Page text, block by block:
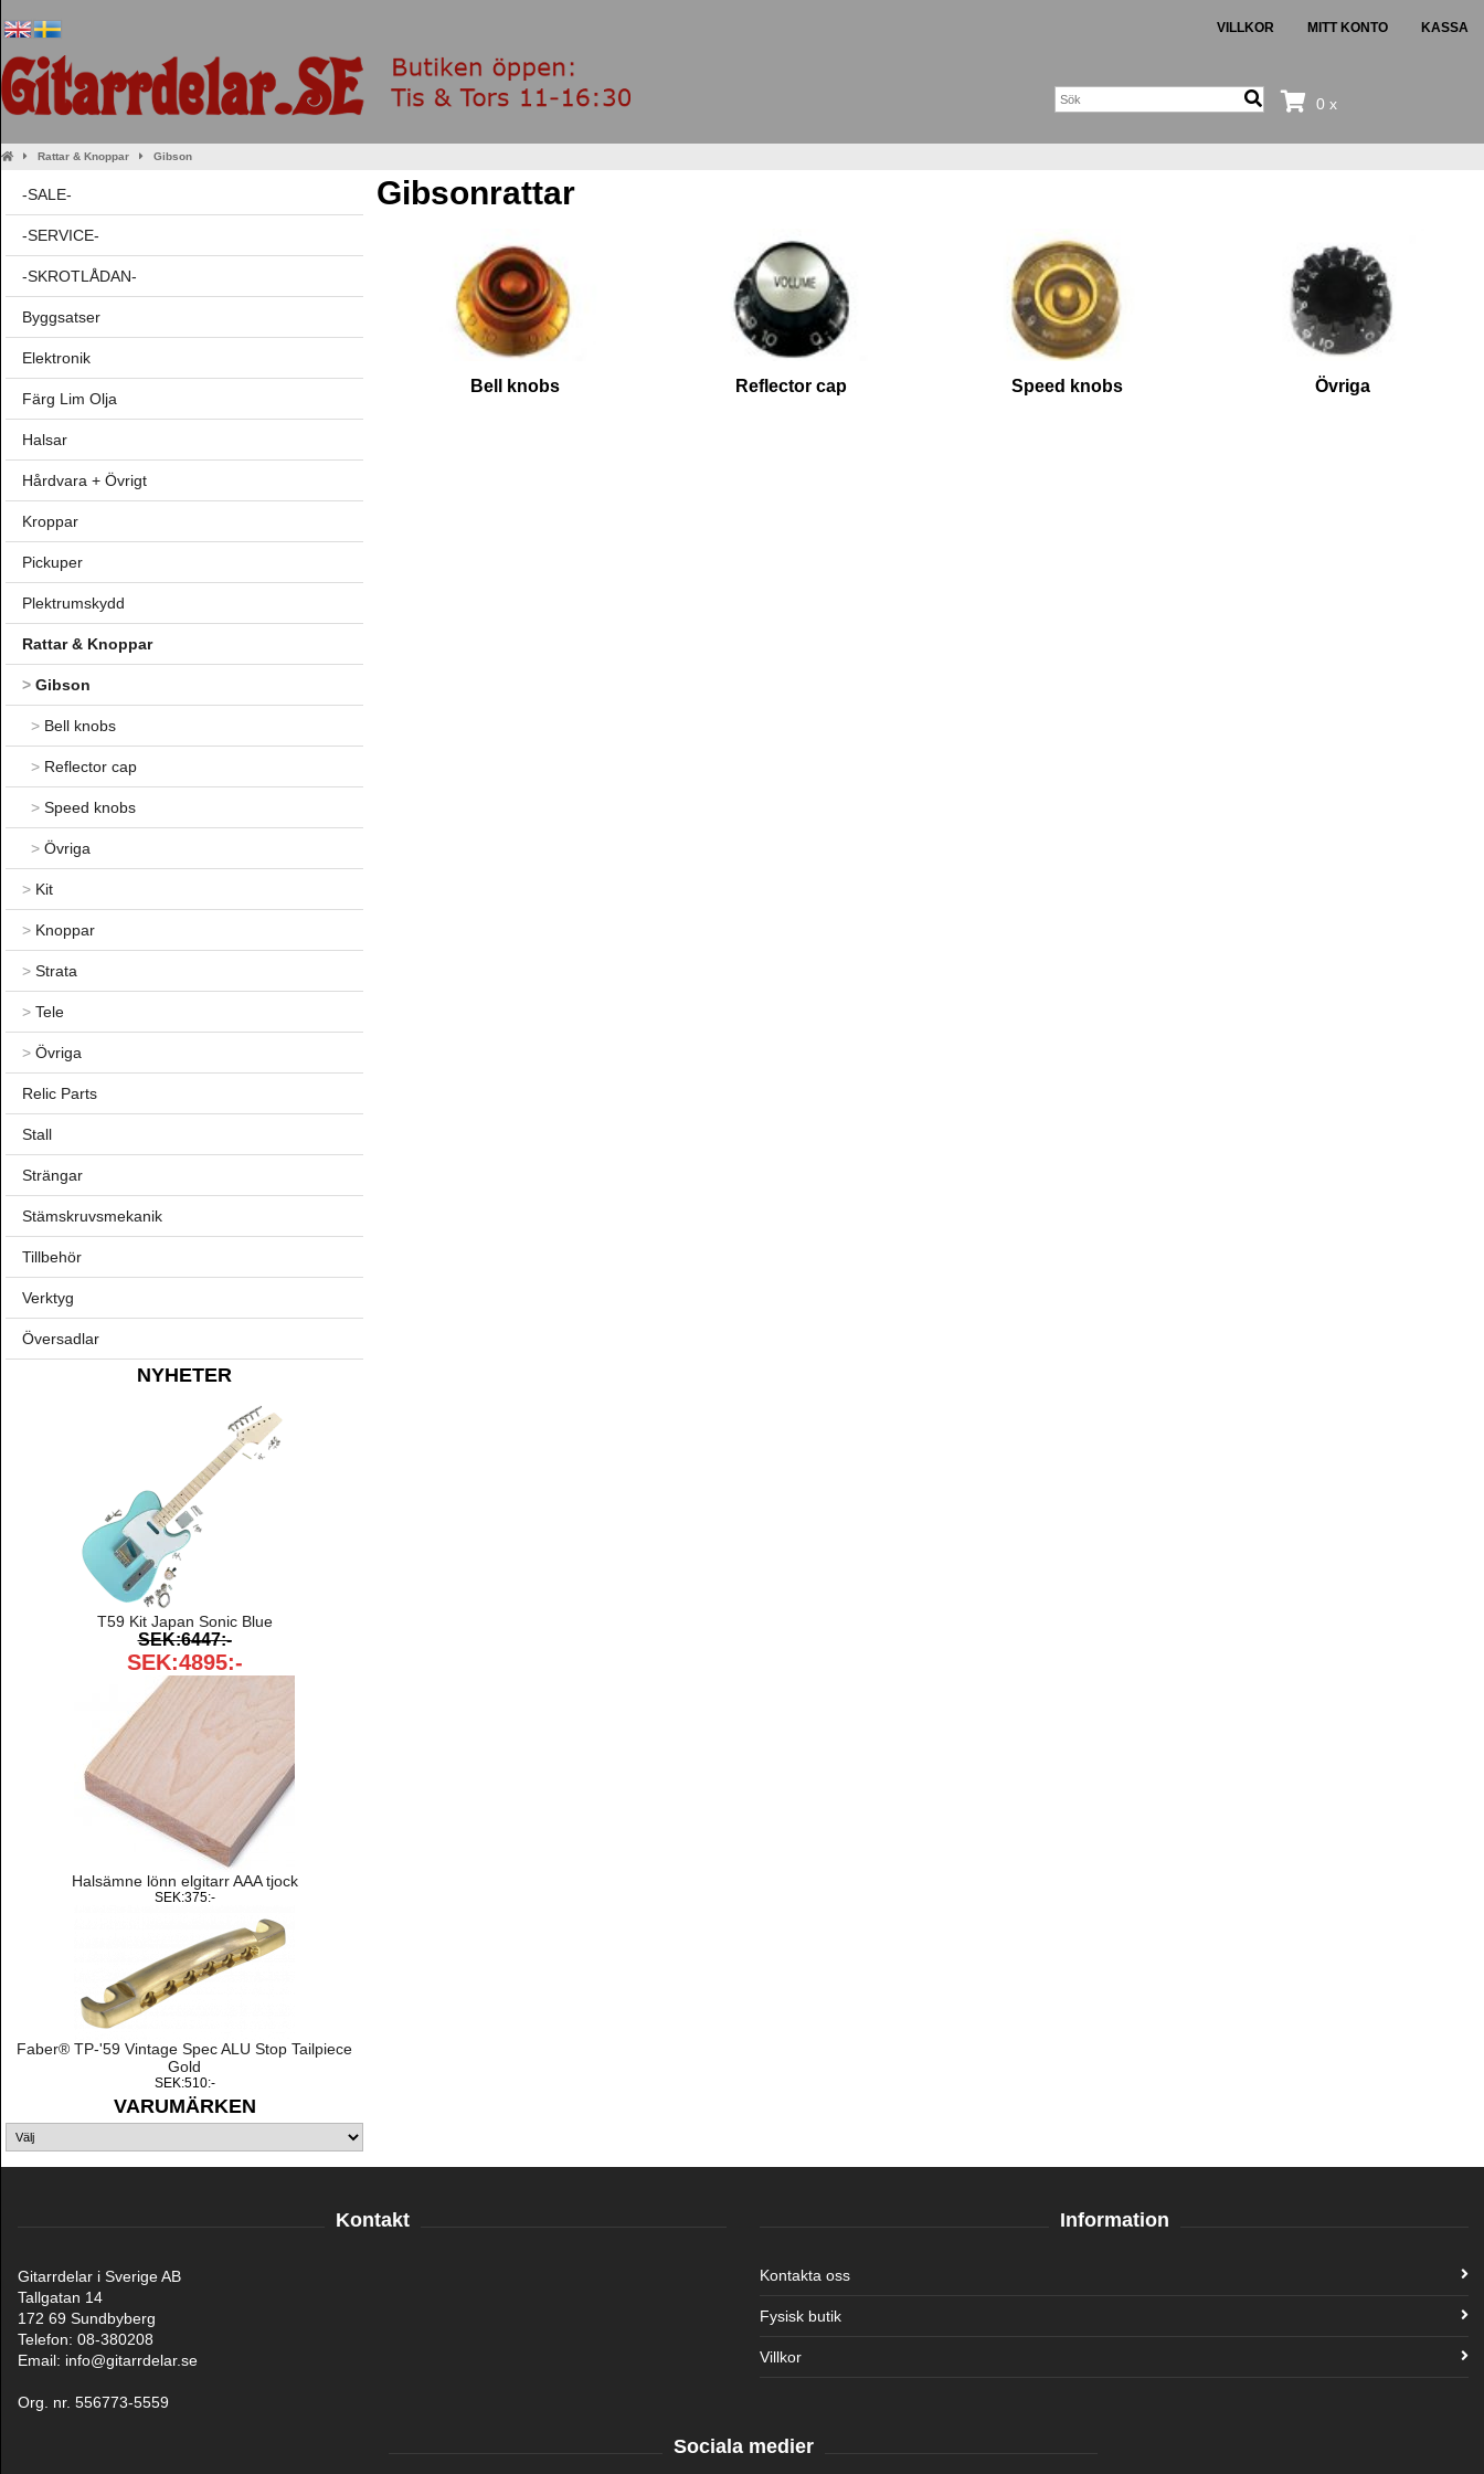
VILLKOR MITT KONTO KASSA
0 x
Rattar & Knoppar Gibson
-SALE-
-SERVICE-
-SKROTLÅDAN-
Byggsatser
Elektronik
Färg Lim Olja
Halsar
Hårdvara + Övrigt
Kroppar
Pickuper
Plektrumskydd
Rattar & Knoppar
> Gibson
> Bell knobs
> Reflector cap
> Speed knobs
> Övriga
> Kit
> Knoppar
> Strata
> Tele
> Övriga
Relic Parts
Stall
Strängar
Stämskruvsmekanik
Tillbehör
Verktyg
Översadlar
NYHETER
T59 Kit Japan Sonic Blue
SEK:6447:-
SEK:4895:-
Halsämne lönn elgitarr AAA tjock
SEK:375:-
Faber® TP-'59 Vintage Spec ALU Stop Tailpiece
Gold
SEK:510:-
VARUMÄRKEN
Gibsonrattar
Bell knobs Reflector cap Speed knobs Övriga
Kontakt
Gitarrdelar i Sverige AB
Tallgatan 14
172 69 Sundbyberg
Telefon: 08-380208
Email: info@gitarrdelar.se
Org. nr. 556773-5559
Information
Kontakta oss
Fysisk butik
Villkor
Sociala medier